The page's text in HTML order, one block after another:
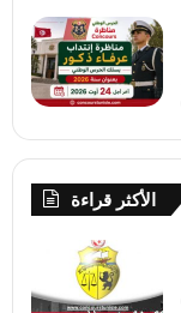
الأكثر قراءة